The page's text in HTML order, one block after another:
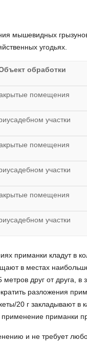
мышевидных
угодьях.
обработки
помещения
участки
помещения
участки
помещения
участки
приманки кладут в
в местах
друг от друга, в
разложения
20 г закладывают
приманки
и не требует